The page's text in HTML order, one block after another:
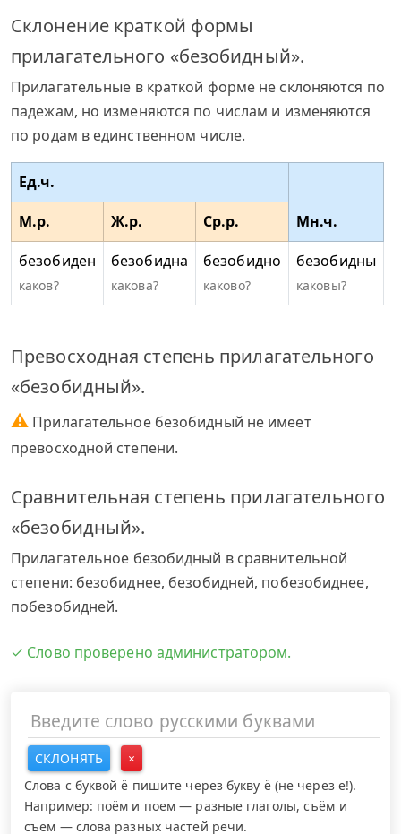
Склонение краткой формы
прилагательного «безобидный».
Прилагательные в краткой форме не склоняются по
падежам, но изменяются по числам и изменяются
по родам в единственном числе.
Ед.ч.
Мн.ч.
М.р. Ж.р.
Ср.р.
безобиден
каков?
безобидна
какова?
безобидно
каково?
безобидны
каковы?
Превосходная степень прилагательного
«безобидный».
⚠ Прилагательное безобидный не имеет
превосходной степени.
Сравнительная степень прилагательного
«безобидный».
Прилагательное безобидный в сравнительной
степени: безобиднее, безобидней, побезобиднее,
побезобидней.
✓ Слово проверено администратором.
СКЛОНЯТЬ
×
Слова с буквой ё пишите через букву ё (не через е!).
Например: поём и поем — разные глаголы, съём и
съем — слова разных частей речи.